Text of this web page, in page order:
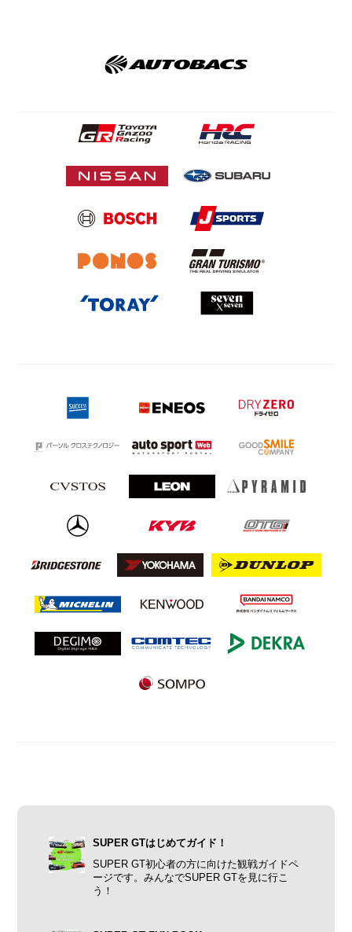
SUPER GTはじめてガイド！
SUPER GT初心者の方に向けた観戦ガイドペ
ージです。みんなでSUPER GTを見に行こ
う！